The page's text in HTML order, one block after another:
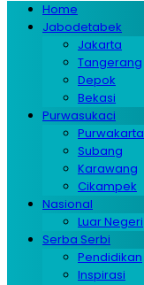
Home
Jabodetabek
Jakarta
Tangerang
Depok
Bekasi
Purwasukaci
Purwakarta
Subang
Karawang
Cikampek
Nasional
Luar Negeri
Serba Serbi
Pendidikan
Inspirasi